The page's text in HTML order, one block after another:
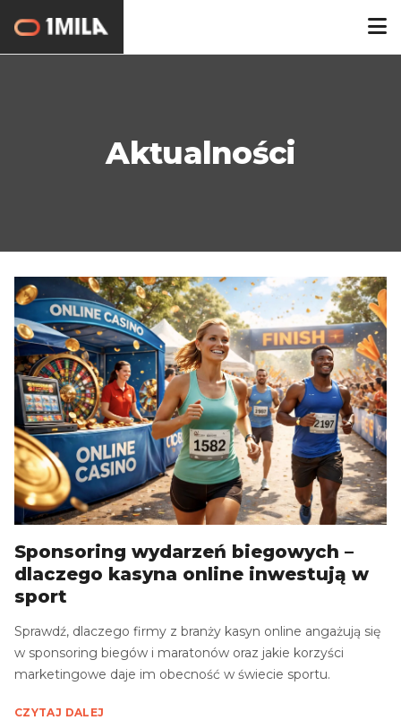
Aktualności
Sponsoring wydarzeń biegowych –
dlaczego kasyna online inwestują w
sport
Sprawdź, dlaczego firmy z branży kasyn online angażują się
w sponsoring biegów i maratonów oraz jakie korzyści
marketingowe daje im obecność w świecie sportu.
CZYTAJ DALEJ